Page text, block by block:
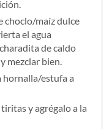
choclo/maíz dulce
el agua
de caldo
mezclar bien.
hornalla/estufa a
y agrégalo a la